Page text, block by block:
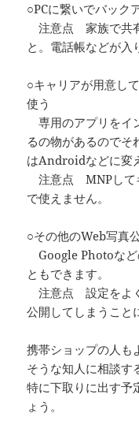
○PCに繋いでバック
注意点 家族で共
と。電話帳などが入
○キャリアが用意し
使う
専用のアプリをイ
るの物があるのでそ
はAndroidなどに変
注意点 MNPして
で使えません。
○その他のWeb写真
Google Photoなど
ともできます。
注意点 設定をよ
公開してしまうこと
携帯ショップの人も
そうな知人に相談す
特に下取りに出す予
ょう。